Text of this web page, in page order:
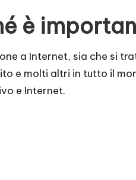
è
a Internet, sia che si
e molti altri in tutto il
e Internet.